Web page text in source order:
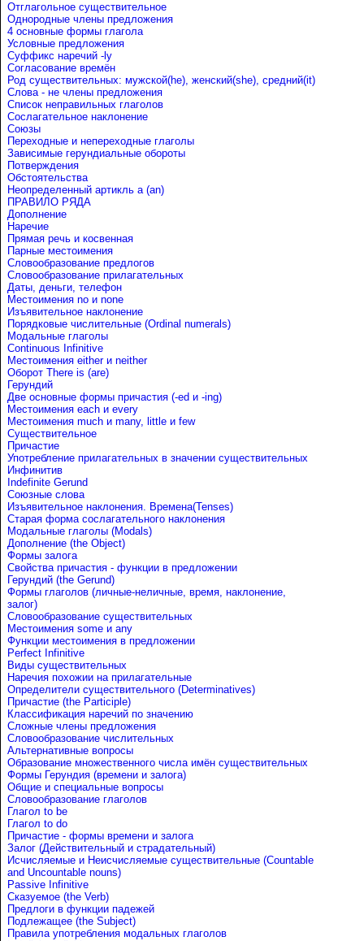
Отглагольное существительное
Однородные члены предложения
4 основные формы глагола
Условные предложения
Cуффикс наречий -ly
Согласование времён
Род существительных: мужской(he), женский(she), средний(it)
Слова - не члены предложения
Список неправильных глаголов
Сослагательное наклонение
Союзы
Переходные и непереходные глаголы
Зависимые герундиальные обороты
Потверждения
Обстоятельства
Неопределенный артикль a (an)
ПРАВИЛО РЯДА
Дополнение
Наречие
Прямая речь и косвенная
Парные местоимения
Словообразование предлогов
Словообразование прилагательных
Даты, деньги, телефон
Местоимения no и none
Изъявительное наклонение
Порядковые числительные (Ordinal numerals)
Модальные глаголы
Continuous Infinitive
Местоимения either и neither
Оборот There is (are)
Герундий
Две основные формы причастия (-ed и -ing)
Местоимения each и every
Местоимения much и many, little и few
Существительное
Причастие
Употребление прилагательных в значении существительных
Инфинитив
Indefinite Gerund
Союзные слова
Изъявительное наклонения. Времена(Tenses)
Старая форма сослагательного наклонения
Модальные глаголы (Modals)
Дополнение (the Object)
Формы залога
Свойства причастия - функции в предложении
Герундий (the Gerund)
Формы глаголов (личные-неличные, время, наклонение,
залог)
Словообразование существительных
Местоимения some и any
Функции местоимения в предложении
Perfect Infinitive
Виды существительных
Наречия похожии на прилагательные
Определители существительного (Determinatives)
Причастие (the Participle)
Классификация наречий по значению
Сложные члены предложения
Словообразование числительных
Альтернативные вопросы
Образование множественного числа имён существительных
Формы Герундия (времени и залога)
Общие и специальные вопросы
Словообразование глаголов
Глагол to be
Глагол to do
Причастие - формы времени и залога
Залог (Действительный и страдательный)
Исчисляемые и Неисчисляемые существительные (Countable
and Uncountable nouns)
Passive Infinitive
Сказуемое (the Verb)
Предлоги в функции падежей
Подлежащее (the Subject)
Правила употребления модальных глаголов